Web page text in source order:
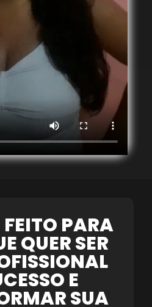
PARA
QUER SER
E
SUA